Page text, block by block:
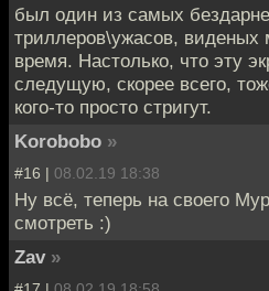
был один из самых
триллеров\ужасов, виденых
время. Настолько, что эту
следущую, скорее всего,
кого-то просто стригут.
Korobobo »
#16 | 08.02.19 18:38
Ну всё, теперь на своего
смотреть :)
Zav »